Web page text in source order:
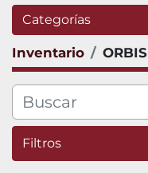
Categorías
Inventario ORBIS
Filtros